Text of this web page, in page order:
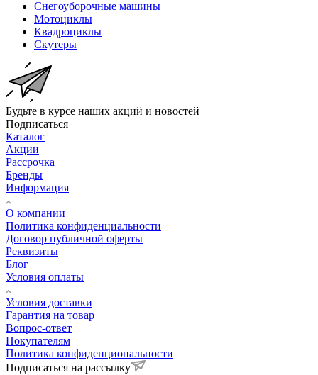
Снегоуборочные машины
Мотоциклы
Квадроциклы
Скутеры
Будьте в курсе наших акций и новостей
Подписаться
Каталог
Акции
Рассрочка
Бренды
Информация
О компании
Политика конфиденциальности
Договор публичной оферты
Реквизиты
Блог
Условия оплаты
Условия доставки
Гарантия на товар
Вопрос-ответ
Покупателям
Политика конфиденциональности
Подписаться на рассылку